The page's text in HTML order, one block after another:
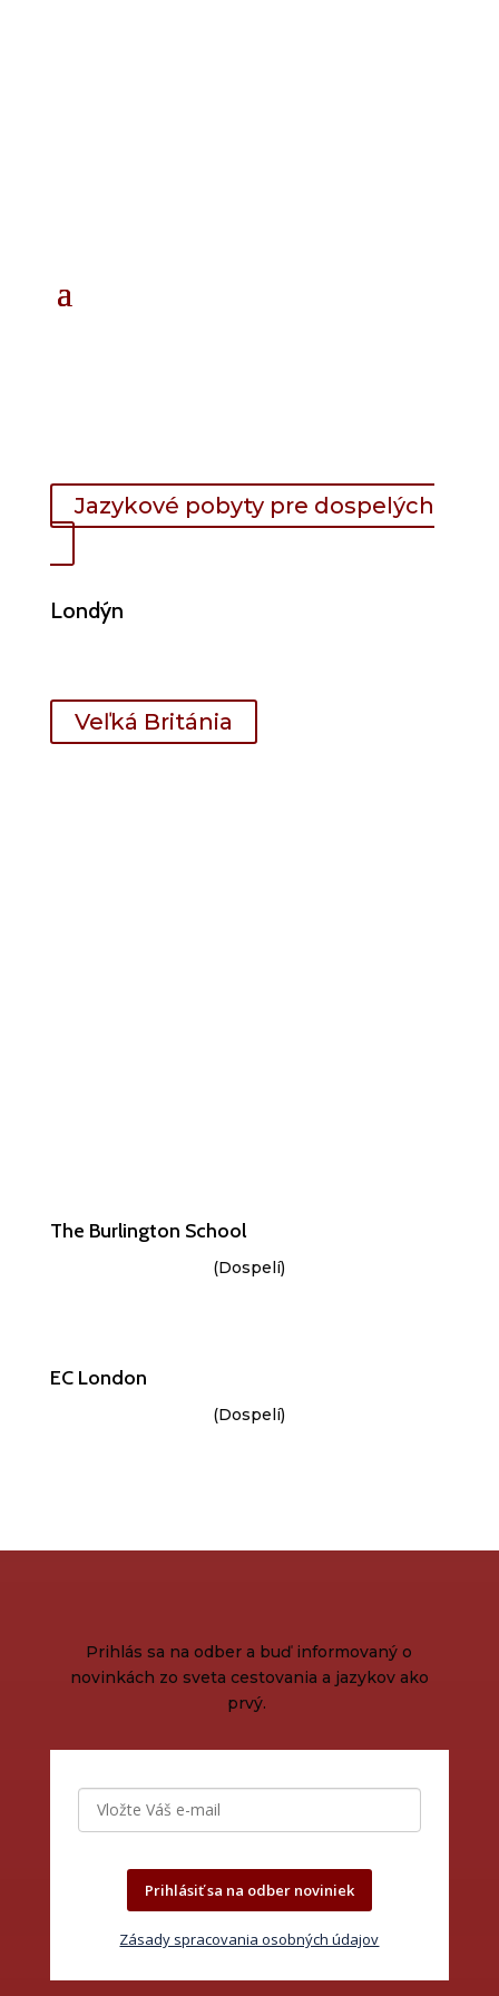
Jazykové pobyty pre dospelých
Londýn
Veľká Británia
The Burlington School
(Dospelí)
EC London
(Dospelí)
Prihlás sa na odber a buď informovaný o
novinkách zo sveta cestovania a jazykov ako
prvý.
Prihlásiť sa na odber noviniek
Zásady spracovania osobných údajov